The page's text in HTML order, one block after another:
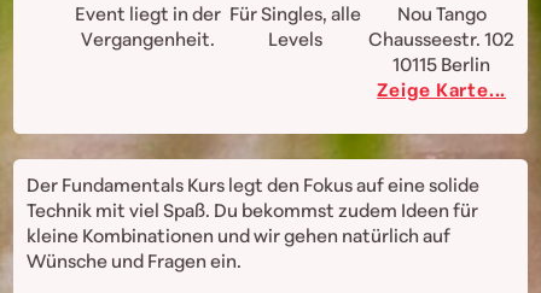
Event liegt in der
Vergangenheit.
Für Singles, alle
Levels
Nou Tango
Chausseestr. 102
10115 Berlin
Zeige Karte...
Der Fundamentals Kurs legt den Fokus auf eine solide
Technik mit viel Spaß. Du bekommst zudem Ideen für
kleine Kombinationen und wir gehen natürlich auf
Wünsche und Fragen ein.